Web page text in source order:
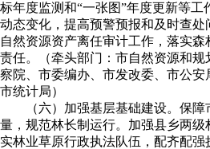
标年度监测和“一张图”年度更新等
动态变化，提高预警预报和及时查
自然资源资产离任审计工作，落实
责任。（牵头部门：市自然资源和
察院、市委编办、市发改委、市公安
市统计局）
（六）加强基层基础建设。保
量，规范林长制运行。加强县乡两
实林业草原行政执法队伍，配齐配